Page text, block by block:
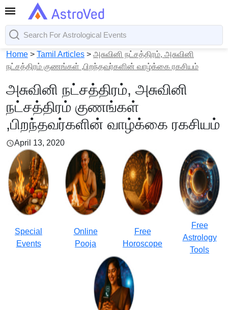
Home > Tamil Articles > அசுவினி நட்சத்திரம், அசுவினி
நட்சத்திரம் குணங்கள் ,பிறந்தவர்களின் வாழ்க்கை ரகசியம்
அசுவினி நட்சத்திரம், அசுவினி
நட்சத்திரம் குணங்கள்
,பிறந்தவர்களின் வாழ்க்கை ரகசியம்
April 13, 2020
Special
Events
Online
Pooja
Free
Horoscope
Free
Astrology
Tools